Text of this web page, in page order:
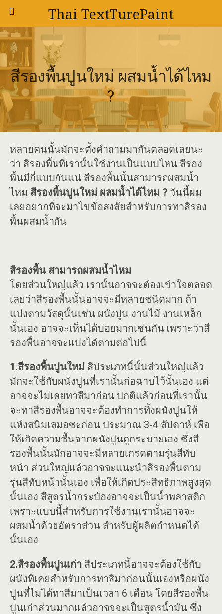
Thai TextTurePaint
สีรองพื้นปูนใหม่ ผสมน้ำได้ไหม
?
หลายคนนั้นมักจะตั้งคำถามมากันตลอดเลยนะ
ว่า สีรองพื้นที่เรานั้นใช้งานเป็นแบบไหน สีรอง
พื้นมีกี่แบบกันแน่ สีรองพื้นนั้นสามารถผสมน้ำ
ไหม สีรองพื้นปูนใหม่ ผสมน้ำได้ไหม ? วันนี้ผม
เลยอยากที่จะมาไขข้อสงสัยสำหรับการทาสีรอง
พื้นผสมน้ำกัน
สีรองพื้น สามารถผสมน้ำไหม
โดยส่วนใหญ่แล้ว เรานั้นอาจจะต้องเข้าใจตลอด
เลยว่าสีรองพื้นนั้นอาจจะมีหลายชนิดมาก ถ้า
แบ่งตามวัสดุนั้นเช่น ผนังปูน งานไม้ งานเหล็ก
นั้นเอง อาจจะเห็นได้บ่อยมากเช่นกัน เพราะว่าสี
รองพื้นอาจจะแบ่งได้ตามต่อไปนี้
1.สีรองพื้นปูนใหม่ สีประเภทนี้นั้นส่วนใหญ่แล้ว
มักจะใช้กับผนังปูนที่เรานั้นก่อฉาบไว้นั้นเอง แต่
อาจจะไม่เคยทาสีมาก่อน ปกติแล้วก่อนที่เรานั้น
จะทาสีรองพื้นอาจจะต้องทำการทิ้งผนังปูนให้
แห้งสนิมเสมอซะก่อน ประมาณ 3-4 สัปดาห์ เพื่อ
ให้เกิดความชื้นจากผนังปูนถูกระบายเอง ซึ่งสี
รองพื้นนั้นมักอาจจะมีหลายเกรดตามรุ่นสีทับ
หน้า ส่วนใหญ่แล้วอาจจะแนะนำสีรองพื้นตาม
รุ่นสีทับหน้านั้นเอง เพื่อให้เกิดประสิทธิภาพสูงสุด
นั้นเอง สีสูตรน้ำกระป๋องอาจจะเป็นน้ำพลาสติก
เพราะแบบนี้สำหรับการใช้งานเรานั้นอาจจะ
ผสมน้ำด้วยอัตราส่วน สำหรับผู้ผลิตกำหนดได้
นั้นเอง
2.สีรองพื้นปูนเก่า สีประเภทนี้อาจจะต้องใช้กับ
ผนังที่เคยสำหรับการทาสีมาก่อนนั้นเองหรือผนัง
ปูนที่ไม่ได้ทาสีมาเป็นเวลา 6 เดือน โดยสีรองพื้น
ปูนเก่าส่วนมากแล้วอาจจจะเป็นสูตรน้ำมัน ซึ่ง